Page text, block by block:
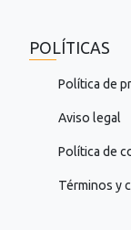
POLÍTICAS
Política de
Aviso legal
Política de
Términos y